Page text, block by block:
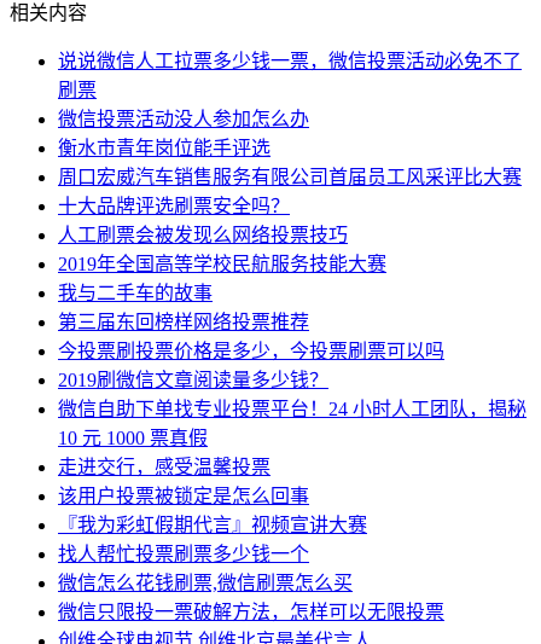
相关内容
说说微信人工拉票多少钱一票，微信投票活动必免不了
刷票
微信投票活动没人参加怎么办
衡水市青年岗位能手评选
周口宏威汽车销售服务有限公司首届员工风采评比大赛
十大品牌评选刷票安全吗？
人工刷票会被发现么网络投票技巧
2019年全国高等学校民航服务技能大赛
我与二手车的故事
第三届东回榜样网络投票推荐
今投票刷投票价格是多少，今投票刷票可以吗
2019刷微信文章阅读量多少钱？
微信自助下单找专业投票平台！24 小时人工团队，揭秘
10 元 1000 票真假
走进交行，感受温馨投票
该用户投票被锁定是怎么回事
『我为彩虹假期代言』视频宣讲大赛
找人帮忙投票刷票多少钱一个
微信怎么花钱刷票,微信刷票怎么买
微信只限投一票破解方法，怎样可以无限投票